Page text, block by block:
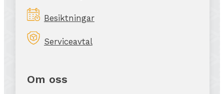
Besiktningar
Serviceavtal
Om oss